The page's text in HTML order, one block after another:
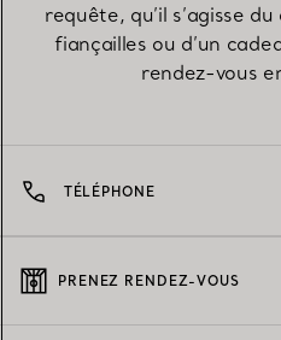
requête, qu’il s’agisse
fiançailles ou d’un
rendez-vous
TÉLÉPHONE
PRENEZ RENDEZ-VOUS